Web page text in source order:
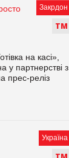
Закрдон
ТМ
на касі»,
у партнерстві з
прес-реліз
Україна